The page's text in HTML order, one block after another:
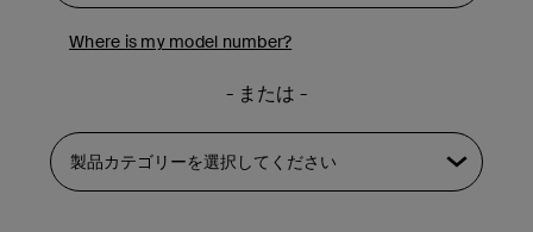
Where is my model number?
- または -